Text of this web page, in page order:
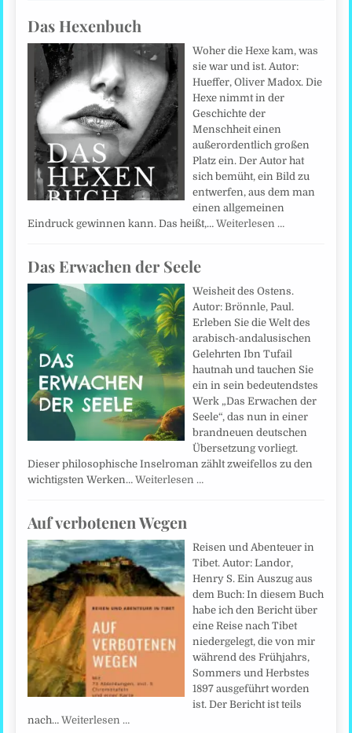
Das Hexenbuch
Woher die Hexe kam, was
sie war und ist. Autor:
Hueffer, Oliver Madox. Die
Hexe nimmt in der
Geschichte der
Menschheit einen
außerordentlich großen
Platz ein. Der Autor hat
sich bemüht, ein Bild zu
entwerfen, aus dem man
einen allgemeinen
Eindruck gewinnen kann. Das heißt,…Weiterlesen …
Das Erwachen der Seele
Weisheit des Ostens.
Autor: Brönnle, Paul.
Erleben Sie die Welt des
arabisch-andalusischen
Gelehrten Ibn Tufail
hautnah und tauchen Sie
ein in sein bedeutendstes
Werk „Das Erwachen der
Seele“, das nun in einer
brandneuen deutschen
Übersetzung vorliegt.
Dieser philosophische Inselroman zählt zweifellos zu den
wichtigsten Werken…Weiterlesen …
Auf verbotenen Wegen
Reisen und Abenteuer in
Tibet. Autor: Landor,
Henry S. Ein Auszug aus
dem Buch: In diesem Buch
habe ich den Bericht über
eine Reise nach Tibet
niedergelegt, die von mir
während des Frühjahrs,
Sommers und Herbstes
1897 ausgeführt worden
ist. Der Bericht ist teils
nach…Weiterlesen …